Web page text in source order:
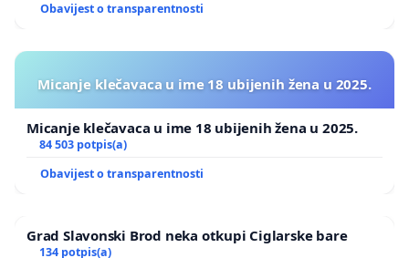
Obavijest o transparentnosti
Micanje klečavaca u ime 18 ubijenih žena u 2025.
Micanje klečavaca u ime 18 ubijenih žena u 2025.
84 503 potpis(a)
Obavijest o transparentnosti
Grad Slavonski Brod neka otkupi Ciglarske bare
134 potpis(a)